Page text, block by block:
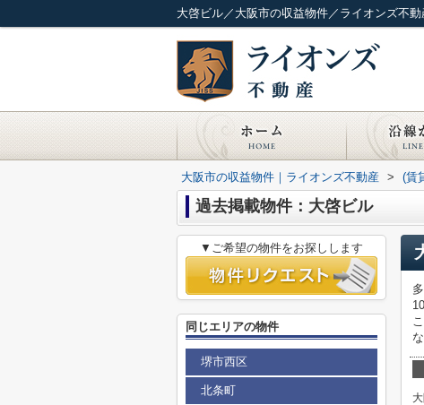
大啓ビル／大阪市の収益物件／ライオンズ不動
大阪市の収益物件｜ライオンズ不動産 > (賃
過去掲載物件：大啓ビル
▼ご希望の物件をお探しします
同じエリアの物件
堺市西区
北条町